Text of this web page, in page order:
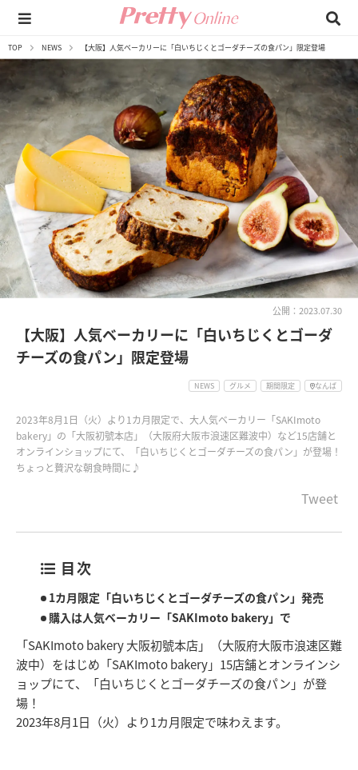
TOP NEWS 【大阪】人気ベーカリーに「白いちじくとゴーダチーズの食パン」限定登場
公開：2023.07.30
【大阪】人気ベーカリーに「白いちじくとゴーダ
チーズの食パン」限定登場
NEWS グルメ 期間限定 なんば
2023年8月1日（火）より1カ月限定で、大人気ベーカリー「SAKImoto
bakery」の「大阪初號本店」（大阪府大阪市浪速区難波中）など15店舗と
オンラインショップにて、「白いちじくとゴーダチーズの食パン」が登場！
ちょっと贅沢な朝食時間に♪
Tweet
目次
1カ月限定「白いちじくとゴーダチーズの食パン」発売
購入は人気ベーカリー「SAKImoto bakery」で
「SAKImoto bakery 大阪初號本店」（大阪府大阪市浪速区難
波中）をはじめ「SAKImoto bakery」15店舗とオンラインシ
ョップにて、「白いちじくとゴーダチーズの食パン」が登
場！
2023年8月1日（火）より1カ月限定で味わえます。